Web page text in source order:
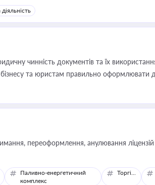
юриста або бухгалтера під час
перевірки статусу суб'єктів оціночної
чинність документів та їх
та юристам правильно оформлювати
органами влади та контрагентами
переоформлення, анулювання ліцензій
Паливно-енергетичний
комплекс
Торгівля